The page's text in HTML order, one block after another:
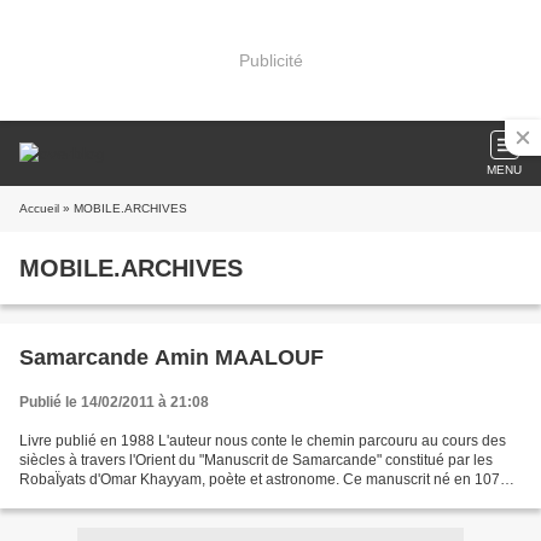
Publicité
MENU
Accueil » MOBILE.ARCHIVES
MOBILE.ARCHIVES
Samarcande Amin MAALOUF
Publié le 14/02/2011 à 21:08
Livre publié en 1988 L'auteur nous conte le chemin parcouru au cours des
siècles à travers l'Orient du "Manuscrit de Samarcande" constitué par les
RobaÏyats d'Omar Khayyam, poète et astronome. Ce manuscrit né en 1072